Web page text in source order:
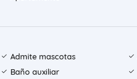
Admite mascotas
Baño auxiliar